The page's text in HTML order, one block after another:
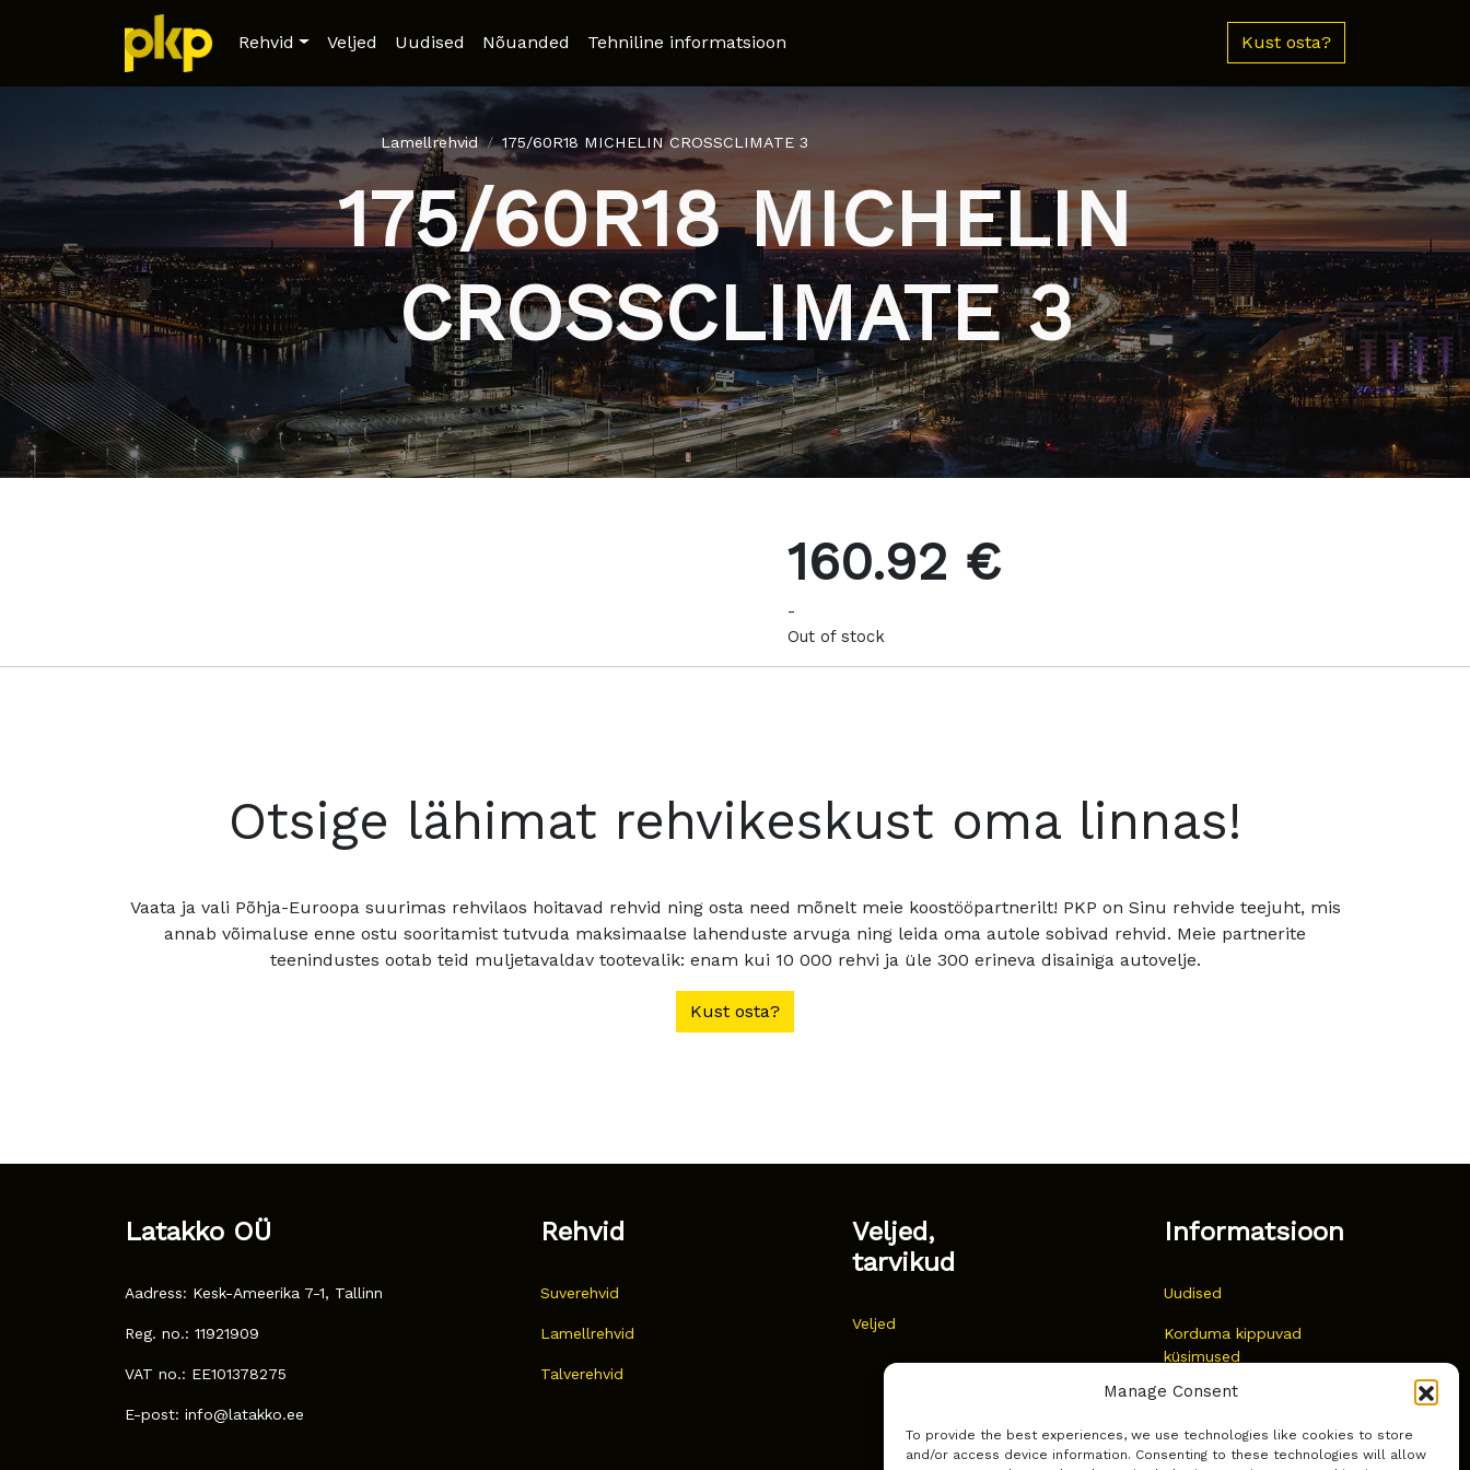
Manage Consent
To provide the best experiences, we use technologies like cookies to store
and/or access device information. Consenting to these technologies will allow
Rehvid Veljed Uudised Nõuanded Tehniline informatsioon Kust osta?
Lamellrehvid 175/60R18 MICHELIN CROSSCLIMATE 3
175/60R18 MICHELIN
CROSSCLIMATE 3
160.92 €
-
Out of stock
Otsige lähimat rehvikeskust oma linnas!
Vaata ja vali Põhja-Euroopa suurimas rehvilaos hoitavad rehvid ning osta need mõnelt meie koostööpartnerilt! PKP on Sinu rehvide teejuht, mis
annab võimaluse enne ostu sooritamist tutvuda maksimaalse lahenduste arvuga ning leida oma autole sobivad rehvid. Meie partnerite
teenindustes ootab teid muljetavaldav tootevalik: enam kui 10 000 rehvi ja üle 300 erineva disainiga autovelje.
Kust osta?
Latakko OÜ
Aadress: Kesk-Ameerika 7-1, Tallinn
Reg. no.: 11921909
VAT no.: EE101378275
E-post: info@latakko.ee
Rehvid
Suverehvid
Lamellrehvid
Talverehvid
Veljed,
tarvikud
Veljed
Informatsioon
Uudised
Korduma kippuvad
küsimused
Kust osta?
Küpsiste poliitika